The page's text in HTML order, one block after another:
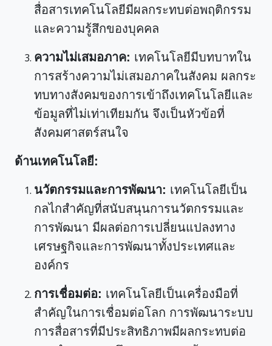
สื่อสารเทคโนโลยีมีผลกระทบต่อพฤติกรรม
และความรู้สึกของบุคคล
ความไม่เสมอภาค: เทคโนโลยีมีบทบาทใน
การสร้างความไม่เสมอภาคในสังคม ผลกระ
ทบทางสังคมของการเข้าถึงเทคโนโลยีและ
ข้อมูลที่ไม่เท่าเทียมกัน จึงเป็นหัวข้อที่
สังคมศาสตร์สนใจ
ด้านเทคโนโลยี:
นวัตกรรมและการพัฒนา: เทคโนโลยีเป็น
กลไกสำคัญที่สนับสนุนการนวัตกรรมและ
การพัฒนา มีผลต่อการเปลี่ยนแปลงทาง
เศรษฐกิจและการพัฒนาทั้งประเทศและ
องค์กร
การเชื่อมต่อ: เทคโนโลยีเป็นเครื่องมือที่
สำคัญในการเชื่อมต่อโลก การพัฒนาระบบ
การสื่อสารที่มีประสิทธิภาพมีผลกระทบต่อ